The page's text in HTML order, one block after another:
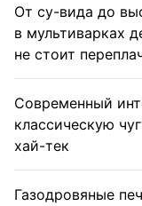
От су-вида до
в мультиварках
не стоит
Современный
классическую
хай-тек
Газодровяные